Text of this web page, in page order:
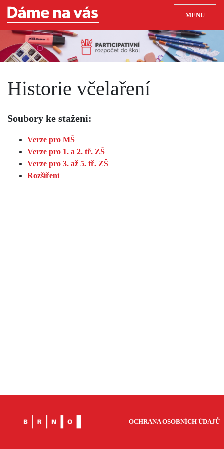
MENU
Historie včelaření
Soubory ke stažení:
Verze pro MŠ
Verze pro 1. a 2. tř. ZŠ
Verze pro 3. až 5. tř. ZŠ
Rozšíření
OCHRANA OSOBNÍCH ÚDAJŮ